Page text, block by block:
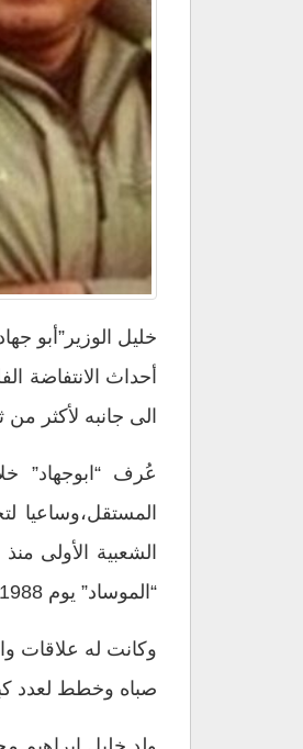
أحداث الانتفاضة
الى جانبه لأكثر
عُرف “ابوجهاد”
المستقل،وساعيا
“الموساد” يوم 16/4/1988في تونس.
وكانت له علاقات
صباه وخطط لعدد